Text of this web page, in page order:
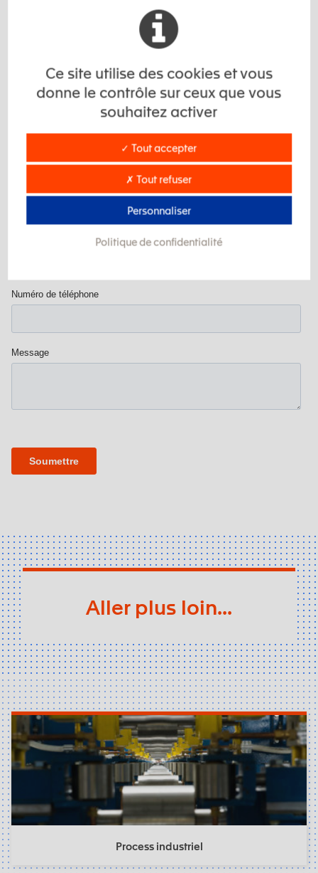
Aller plus loin...
Process industriel
Ce site utilise des cookies et vous
donne le contrôle sur ceux que vous
souhaitez activer
✓ Tout accepter
✗ Tout refuser
Personnaliser
Politique de confidentialité